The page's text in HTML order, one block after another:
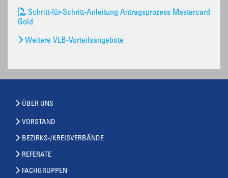
Schritt-für-Schritt-Anleitung Antragsprozess Mastercard
Gold
Weitere VLB-Vorteilsangebote
ÜBER UNS
VORSTAND
BEZIRKS-/KREISVERBÄNDE
REFERATE
FACHGRUPPEN